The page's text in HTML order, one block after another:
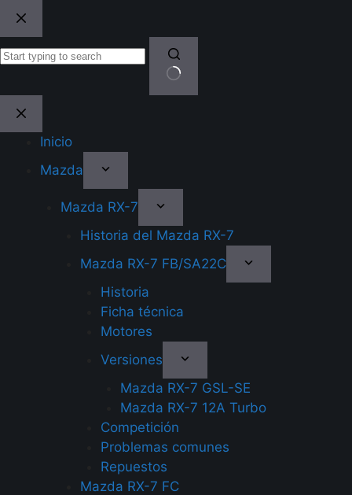
content
Inicio
Mazda
Mazda RX-7
Historia del Mazda RX-7
Mazda RX-7 FB/SA22C
Historia
Ficha técnica
Motores
Versiones
Mazda RX-7 GSL-SE
Mazda RX-7 12A Turbo
Competición
Problemas comunes
Repuestos
Mazda RX-7 FC